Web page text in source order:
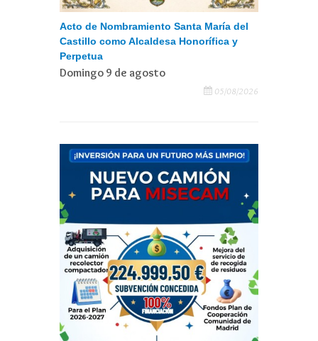
Acto de Nombramiento Santa María del
Castillo como Alcaldesa Honorífica y
Perpetua
Domingo 9 de agosto
05/08/2026